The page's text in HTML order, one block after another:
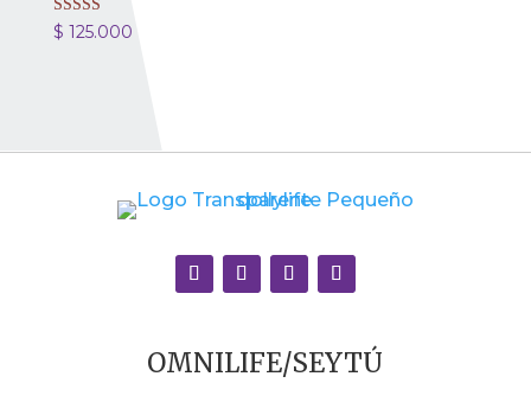
Valorado con
5.00
$ 125.000
OMNILIFE/SEYTÚ